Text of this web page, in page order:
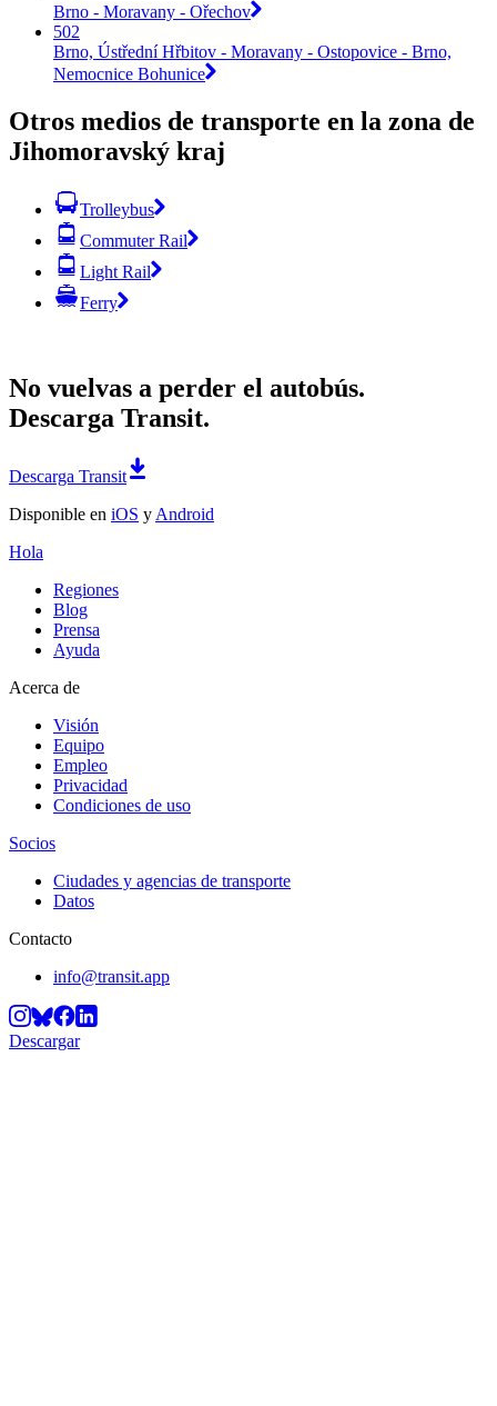
Brno - Moravany - Ořechov
502
Brno, Ústřední Hřbitov - Moravany - Ostopovice - Brno,
Nemocnice Bohunice
Otros medios de transporte en la zona de
Jihomoravský kraj
Trolleybus
Commuter Rail
Light Rail
Ferry
No vuelvas a perder el autobús.
Descarga Transit.
Descarga Transit
Disponible en iOS y Android
Hola
Regiones
Blog
Prensa
Ayuda
Acerca de
Visión
Equipo
Empleo
Privacidad
Condiciones de uso
Socios
Ciudades y agencias de transporte
Datos
Contacto
info@transit.app
Descargar